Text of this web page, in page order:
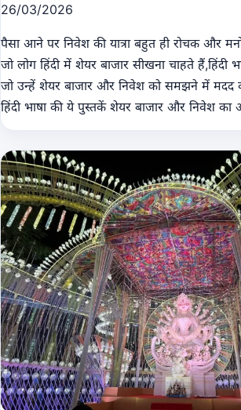
26/03/2026
पैसा आने पर निवेश की यात्रा बहुत ही रोचक और
जो लोग हिंदी में शेयर बाजार सीखना चाहते हैं,हिंदी
जो उन्हें शेयर बाजार और निवेश को समझने में मदद
हिंदी भाषा की ये पुस्तकें शेयर बाजार और निवेश